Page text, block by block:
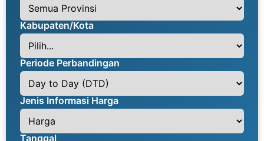
Kabupaten/Kota
Periode Perbandingan
Jenis Informasi Harga
Tanggal